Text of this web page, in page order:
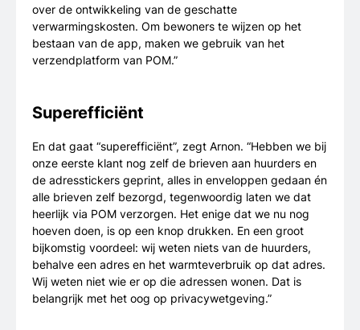
over de ontwikkeling van de geschatte
verwarmingskosten. Om bewoners te wijzen op het
bestaan van de app, maken we gebruik van het
verzendplatform van POM.”
Superefficiënt
En dat gaat “superefficiënt”, zegt Arnon. “Hebben we bij
onze eerste klant nog zelf de brieven aan huurders en
de adresstickers geprint, alles in enveloppen gedaan én
alle brieven zelf bezorgd, tegenwoordig laten we dat
heerlijk via POM verzorgen. Het enige dat we nu nog
hoeven doen, is op een knop drukken. En een groot
bijkomstig voordeel: wij weten niets van de huurders,
behalve een adres en het warmteverbruik op dat adres.
Wij weten niet wie er op die adressen wonen. Dat is
belangrijk met het oog op privacywetgeving.”